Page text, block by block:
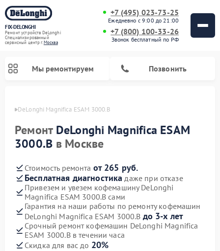
FIX-DELONGHI
Ремонт устройств DeLonghi
Специализированный
cервисный центр г.Москва
+7 (495) 023-73-25
Ежедневно с 9:00 до 21:00
+7 (800) 100-33-26
Звонок бесплатный по РФ
Мы ремонтируем Позвонить
DeLonghi Magnifica ESAM 3000.B
Ремонт DeLonghi Magnifica ESAM
3000.B в Москве
Стоимость ремонта от 265 руб.
Бесплатная диагностика даже при отказе
Привезем и увезем кофемашину DeLonghi
Magnifica ESAM 3000.B сами
Гарантия на наши работы по ремонту кофемашин
DeLonghi Magnifica ESAM 3000.B до 3-х лет
Срочный ремонт кофемашин DeLonghi Magnifica
ESAM 3000.B в течении часа
Скидка для вас до 20%